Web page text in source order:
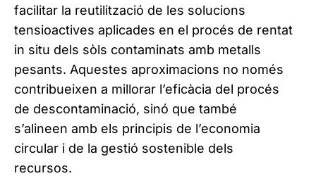
facilitar la reutilització de les solucions
tensioactives aplicades en el procés de rentat
in situ dels sòls contaminats amb metalls
pesants. Aquestes aproximacions no només
contribueixen a millorar l’eficàcia del procés
de descontaminació, sinó que també
s’alineen amb els principis de l’economia
circular i de la gestió sostenible dels
recursos.